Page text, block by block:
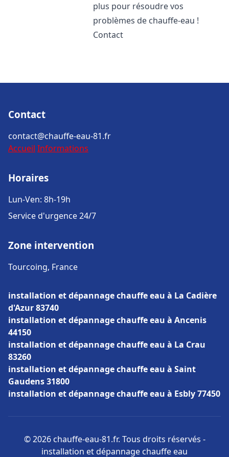
plus pour résoudre vos
problèmes de chauffe-eau !
Contact
Contact
contact@chauffe-eau-81.fr
Accueil Informations
Horaires
Lun-Ven: 8h-19h
Service d'urgence 24/7
Zone intervention
Tourcoing, France
installation et dépannage chauffe eau à La Cadière
d'Azur 83740
installation et dépannage chauffe eau à Ancenis
44150
installation et dépannage chauffe eau à La Crau
83260
installation et dépannage chauffe eau à Saint
Gaudens 31800
installation et dépannage chauffe eau à Esbly 77450
© 2026 chauffe-eau-81.fr. Tous droits réservés -
installation et dépannage chauffe eau